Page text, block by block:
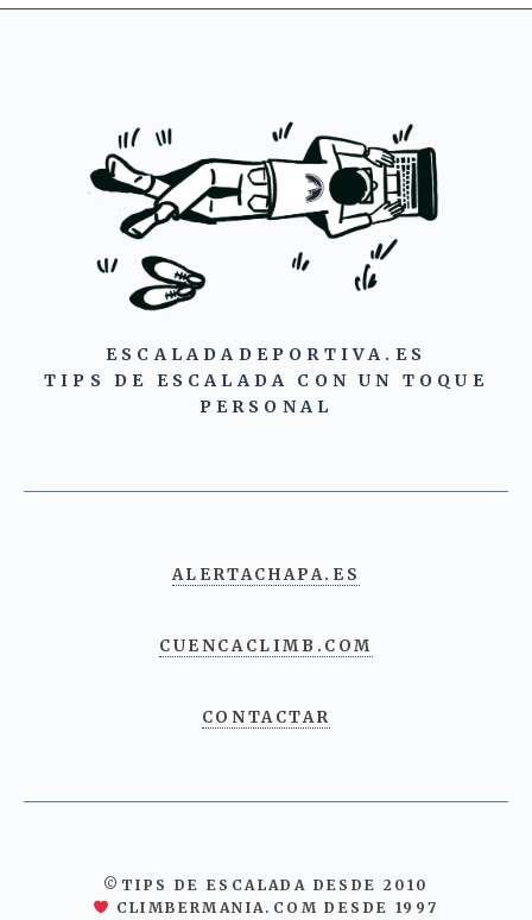
ESCALADADEPORTIVA.ES
TIPS DE ESCALADA CON UN TOQUE
PERSONAL
ALERTACHAPA.ES
CUENCACLIMB.COM
CONTACTAR
©TIPS DE ESCALADA DESDE 2010
CLIMBERMANIA.COM DESDE 1997